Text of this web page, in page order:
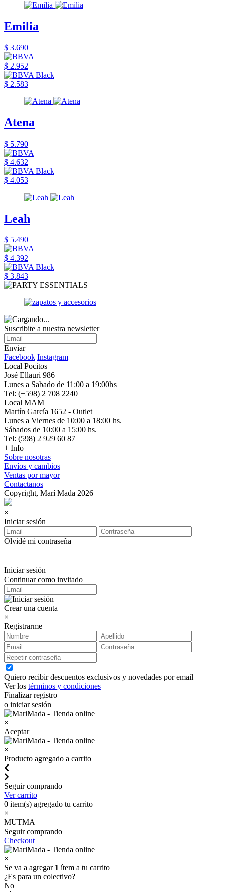
Emilia
$ 3.690
$ 2.952
$ 2.583
Atena
$ 5.790
$ 4.632
$ 4.053
Leah
$ 5.490
$ 4.392
$ 3.843
Suscribite a nuestra newsletter
Enviar
Facebook Instagram
Local Pocitos
José Ellauri 986
Lunes a Sabado de 11:00 a 19:00hs
Tel: (+598) 2 708 2240
Local MAM
Martín García 1652 - Outlet
Lunes a Viernes de 10:00 a 18:00 hs.
Sábados de 10:00 a 15:00 hs.
Tel: (598) 2 929 60 87
+ Info
Sobre nosotras
Envíos y cambios
Ventas por mayor
Contactanos
Copyright, Marí Mada 2026
×
Iniciar sesión
Olvidé mi contraseña
Iniciar sesión
Continuar como invitado
Crear una cuenta
×
Registrarme
Quiero recibir descuentos exclusivos y novedades por email
Ver los términos y condiciones
Finalizar registro
o iniciar sesión
×
Aceptar
×
Producto agregado a carrito
Seguir comprando
Ver carrito
0 item(s) agregado tu carrito
×
MUTMA
Seguir comprando
Checkout
×
Se va a agregar 1 ítem a tu carrito
¿Es para un colectivo?
No